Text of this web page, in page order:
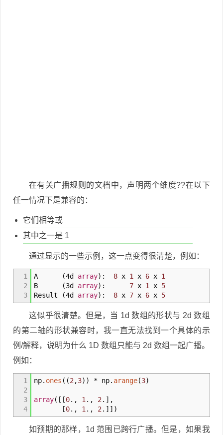
在有关广播规则的文档中，声明两个维度??在以下
任一情况下是兼容的：
它们相等或
其中之一是 1
通过显示的一些示例，这一点变得很清楚，例如：
1
2
3
A (4d array) : 8 x 1 x 6 x 1
B
(3d array) : 7 x 1 x 5
Result
(4d array) : 8 x 7 x 6 x 5
这似乎很清楚。但是，当 1d 数组的形状与 2d 数组
的第二轴的形状兼容时，我一直无法找到一个具体的示
例/解释，说明为什么 1D 数组只能与 2d 数组一起广播。
例如：
1
2
3
4
np. ones ( (2 ,3) ) * np. arange(3)
array( [ [0. , 1 . , 2 . ] ,
[0. , 1 . , 2 . ] ] )
如预期的那样，1d 范围已跨行广播。但是，如果我